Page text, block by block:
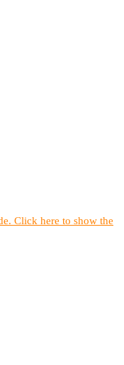
Click here to show the